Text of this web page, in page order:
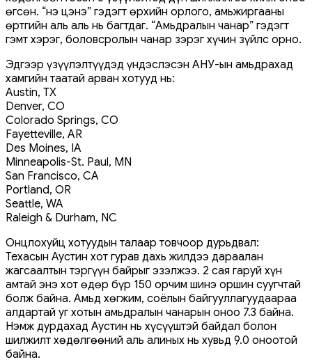
өгсөн. “Үнэ цэнэ” гэдэгт өрхийн орлого, амьжиргааны
өртгийн аль аль нь багтдаг. “Амьдралын чанар” гэдэгт
гэмт хэрэг, боловсролын чанар зэрэг хүчин зүйлс орно.
Эдгээр үзүүлэлтүүдэд үндэслэсэн АНУ-ын амьдрахад
хамгийн таатай арван хотууд нь:
Austin, TX
Denver, CO
Colorado Springs, CO
Fayetteville, AR
Des Moines, IA
Minneapolis-St. Paul, MN
San Francisco, CA
Portland, OR
Seattle, WA
Raleigh & Durham, NC
Онцлохуйц хотуудын талаар товчоор дурьдвал:
Техасын Аустин хот гурав дахь жилдээ дараалан
жагсаалтын тэргүүн байрыг эзэлжээ. 2 сая гаруй хүн
амтай энэ хот өдөр бүр 150 орчим шинэ оршин суугчтай
болж байна. Амьд хөгжим, соёлын байгууллагуудаараа
алдартай уг хотын амьдралын чанарын оноо 7.3 байна.
Нэмж дурдахад Аустин нь хүсүүштэй байдал болон
шилжилт хөдөлгөөний аль алиных нь хувьд 9.0 оноотой
байна.